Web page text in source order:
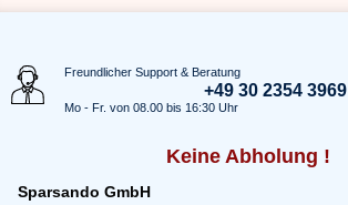
Freundlicher Support & Beratung
+49 30 2354 3969
Mo - Fr. von 08.00 bis 16:30 Uhr
Keine Abholung !
Sparsando GmbH